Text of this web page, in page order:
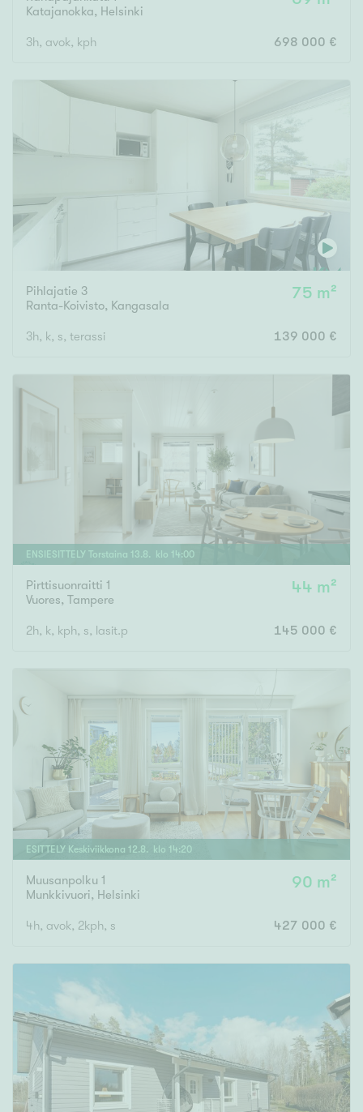
Katajanokka, Helsinki
3h, avok, kph 698 000 €
Pihlajatie 3
Ranta-Koivisto, Kangasala
75 m²
3h, k, s, terassi 139 000 €
ENSIESITTELY Torstaina 13. 8 . klo 14:00
Pirttisuonraitti 1
Vuores, Tampere
44 m²
2h, k, kph, s, lasit.p 145 000 €
ESITTELY Keskiviikkona 12.8. klo 14:20
Muusanpolku 1
Munkkivuori, Helsinki
90 m²
4h, avok, 2kph, s 427 000 €